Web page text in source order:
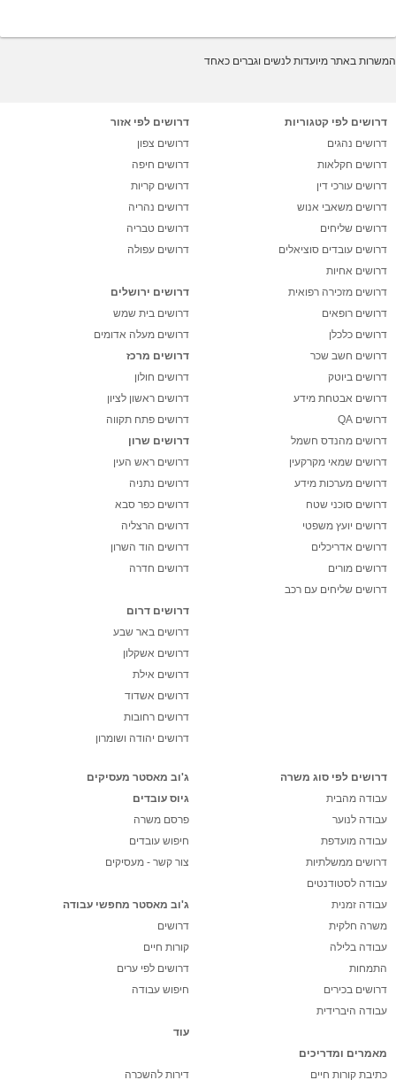
המשרות באתר מיועדות לנשים וגברים כאחד
דרושים לפי קטגוריות
דרושים נהגים
דרושים חקלאות
דרושים עורכי דין
דרושים משאבי אנוש
דרושים שליחים
דרושים עובדים סוציאלים
דרושים אחיות
דרושים מזכירה רפואית
דרושים רופאים
דרושים כלכלן
דרושים חשב שכר
דרושים ביוטק
דרושים אבטחת מידע
דרושים QA
דרושים מהנדס חשמל
דרושים שמאי מקרקעין
דרושים מערכות מידע
דרושים סוכני שטח
דרושים יועץ משפטי
דרושים אדריכלים
דרושים מורים
דרושים שליחים עם רכב
דרושים לפי אזור
דרושים צפון
דרושים חיפה
דרושים קריות
דרושים נהריה
דרושים טבריה
דרושים עפולה
דרושים ירושלים
דרושים בית שמש
דרושים מעלה אדומים
דרושים מרכז
דרושים חולון
דרושים ראשון לציון
דרושים פתח תקווה
דרושים שרון
דרושים ראש העין
דרושים נתניה
דרושים כפר סבא
דרושים הרצליה
דרושים הוד השרון
דרושים חדרה
דרושים דרום
דרושים באר שבע
דרושים אשקלון
דרושים אילת
דרושים אשדוד
דרושים רחובות
דרושים יהודה ושומרון
דרושים לפי סוג משרה
עבודה מהבית
עבודה לנוער
עבודה מועדפת
דרושים ממשלתיות
עבודה לסטודנטים
עבודה זמנית
משרה חלקית
עבודה בלילה
התמחות
דרושים בכירים
עבודה היברידית
מאמרים ומדריכים
כתיבת קורות חיים
ג'וב מאסטר מעסיקים
גיוס עובדים
פרסם משרה
חיפוש עובדים
צור קשר - מעסיקים
ג'וב מאסטר מחפשי עבודה
דרושים
קורות חיים
דרושים לפי ערים
חיפוש עבודה
עוד
דירות להשכרה